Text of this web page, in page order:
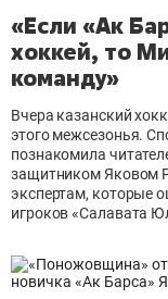
«Если «Ак
хоккей, то
команду»
Вчера казанский
этого межсезонья.
познакомила
защитником Яковом
экспертам, которые
игроков «Салавата